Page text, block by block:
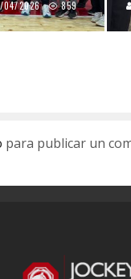
04/2026 859
para publicar un